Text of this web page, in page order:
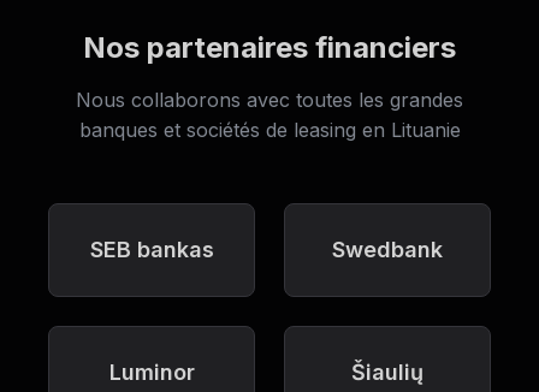
Nos partenaires financiers
Nous collaborons avec toutes les grandes
banques et sociétés de leasing en Lituanie
SEB bankas Swedbank
Luminor
Šiaulių